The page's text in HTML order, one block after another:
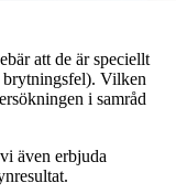
att de är speciellt
brytningsfel). Vilken
i samråd
även erbjuda